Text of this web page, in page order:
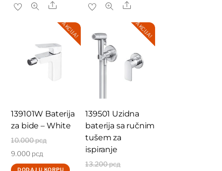
8.200 рсд.
7.380 рсд.
Share
8.500 рсд.
Share
AKCIJA!
139101W Baterija
za bide – White
10.000рсд
je
9.000 рсд
cena
DODAJ U KORPU
AKCIJA!
139501 Uzidna
baterija sa ručnim
tušem za
ispiranje
13.200рсд